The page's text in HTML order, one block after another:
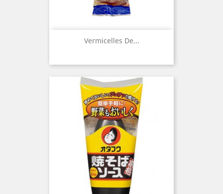
Vermicelles De...